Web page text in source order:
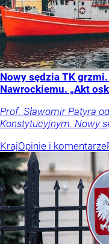
Nowy sędzia TK
Nawrockiemu. „Akt
Prof. Sławomir Patyra
Konstytucyjnym. Nowy
KrajOpinie i komentarze